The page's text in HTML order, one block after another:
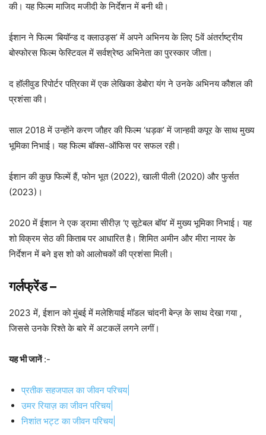
की। यह फिल्म माजिद मजीदी के निर्देशन में बनी थी।
ईशान ने फिल्म ‘बियॉन्ड द क्लाउड्स’ में अपने अभिनय के लिए 5वें अंतर्राष्ट्रीय
बोस्फोरस फिल्म फेस्टिवल में सर्वश्रेष्ठ अभिनेता का पुरस्कार जीता।
द हॉलीवुड रिपोर्टर पत्रिका में एक लेखिका डेबोरा यंग ने उनके अभिनय कौशल की
प्रशंसा की।
साल 2018 में उन्होंने करण जौहर की फिल्म ‘धड़क’ में जान्हवी कपूर के साथ मुख्य
भूमिका निभाई। यह फिल्म बॉक्स-ऑफिस पर सफल रही।
ईशान की कुछ फिल्में हैं, फोन भूत (2022), खाली पीली (2020) और फुर्सत
(2023)।
2020 में ईशान ने एक ड्रामा सीरीज़ ‘ए सूटेबल बॉय’ में मुख्य भूमिका निभाई। यह
शो विक्रम सेठ की किताब पर आधारित है। शिमित अमीन और मीरा नायर के
निर्देशन में बने इस शो को आलोचकों की प्रशंसा मिली।
गर्लफ्रेंड–
2023 में, ईशान को मुंबई में मलेशियाई मॉडल चांदनी बेन्ज़ के साथ देखा गया ,
जिससे उनके रिश्ते के बारे में अटकलें लगने लगीं।
यह भी जानें:-
प्रतीक सहजपाल का जीवन परिचय|
उमर रियाज़ का जीवन परिचय|
निशांत भट्ट का जीवन परिचय|